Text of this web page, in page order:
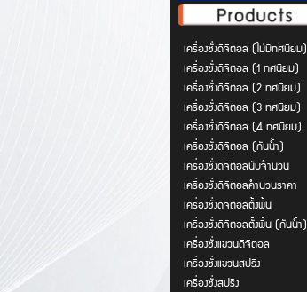
เครื่องชั่งดิจิตอล (ไม่มีทศนิยม)
เครื่องชั่งดิจิตอล (1 ทศนิยม)
เครื่องชั่งดิจิตอล (2 ทศนิยม)
เครื่องชั่งดิจิตอล (3 ทศนิยม)
เครื่องชั่งดิจิตอล (4 ทศนิยม)
เครื่องชั่งดิจิตอล (กันน้ำ)
เครื่องชั่งดิจิตอลนับจำนวน
เครื่องชั่งดิจิตอลคำนวนราคา
เครื่องชั่งดิจิตอลตั้งพื้น
เครื่องชั่งดิจิตอลตั้งพื้น (กันน้ำ)
เครื่องชั่งแขวนดิจิตอล
เครื่องชั่งแขวนสปริง
เครื่องชั่งสปริง